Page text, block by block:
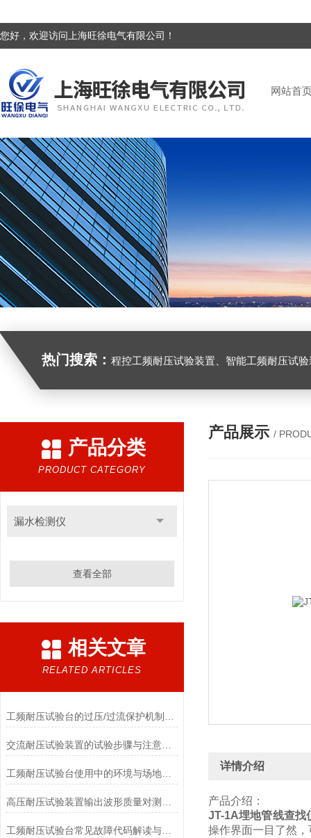
您好，欢迎访问上海旺徐电气有限公司！
网站首
热门搜索： 程控工频耐压试验装置、智能工频耐压试验装置、工频耐压试验装置、工频耐压试验仪、工频耐压试验台、高压耐压试
产品分类
PRODUCT CATEGORY
漏水检测仪
查看全部
相关文章
RELATED ARTICLES
交流耐压试验装置的试验步骤与注意事项
工频耐压试验台使用中的环境与场地要求
工频耐压试验台常见故障代码解读与现场快速恢复方法
产品展示 /
详情介绍
产品介绍：
JT-1A埋地管线查找
操作界面一目了然